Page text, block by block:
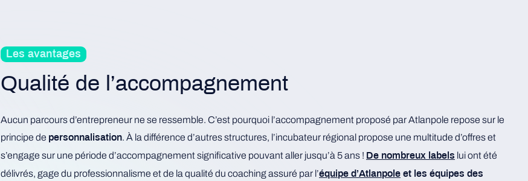
Les avantages
Qualité de l’accompagnement
Aucun parcours d’entrepreneur ne se ressemble. C’est pourquoi l’accompagnement proposé par Atlanpole repose sur le
principe de personnalisation. À la différence d’autres structures, l’incubateur régional propose une multitude d’offres et
s’engage sur une période d’accompagnement significative pouvant aller jusqu’à 5 ans ! De nombreux labels lui ont été
délivrés, gage du professionnalisme et de la qualité du coaching assuré par l’équipe d’Atlanpole et les équipes des